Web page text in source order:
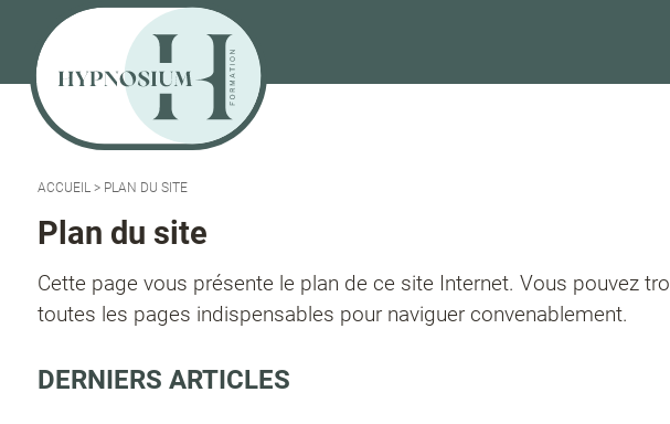
ACCUEIL > PLAN DU SITE
Plan du site
Cette page vous présente le plan de ce site Internet. Vous pouvez
toutes les pages indispensables pour naviguer convenablement.
DERNIERS ARTICLES